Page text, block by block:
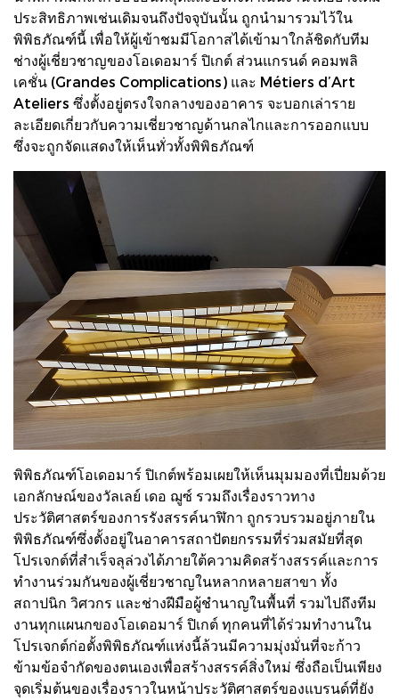
ประสิทธิภาพเช่นเดิมจนถึงปัจจุบันนั้น ถูกนำมารวมไว้ใน
พิพิธภัณฑ์นี้ เพื่อให้ผู้เข้าชมมีโอกาสได้เข้ามาใกล้ชิดกับทีม
ช่างผู้เชี่ยวชาญของโอเดอมาร์ ปิเกต์ ส่วนแกรนด์ คอมพลิ
เคชั่น (Grandes Complications) และ Métiers d’Art
Ateliers ซึ่งตั้งอยู่ตรงใจกลางของอาคาร จะบอกเล่าราย
ละเอียดเกี่ยวกับความเชี่ยวชาญด้านกลไกและการออกแบบ
ซึ่งจะถูกจัดแสดงให้เห็นทั่วทั้งพิพิธภัณฑ์
พิพิธภัณฑ์โอเดอมาร์ ปิเกต์พร้อมเผยให้เห็นมุมมองที่เปี่ยมด้วย
เอกลักษณ์ของวัลเลย์ เดอ ฌูซ์ รวมถึงเรื่องราวทาง
ประวัติศาสตร์ของการรังสรรค์นาฬิกา ถูกรวบรวมอยู่ภายใน
พิพิธภัณฑ์ซึ่งตั้งอยู่ในอาคารสถาปัตยกรรมที่ร่วมสมัยที่สุด
โปรเจกต์ที่สำเร็จลุล่วงได้ภายใต้ความคิดสร้างสรรค์และการ
ทำงานร่วมกันของผู้เชี่ยวชาญในหลากหลายสาขา ทั้ง
สถาปนิก วิศวกร และช่างฝีมือผู้ชำนาญในพื้นที่ รวมไปถึงทีม
งานทุกแผนกของโอเดอมาร์ ปิเกต์ ทุกคนที่ได้ร่วมทำงานใน
โปรเจกต์ก่อตั้งพิพิธภัณฑ์แห่งนี้ล้วนมีความมุ่งมั่นที่จะก้าว
ข้ามข้อจำกัดของตนเองเพื่อสร้างสรรค์สิ่งใหม่ ซึ่งถือเป็นเพียง
จุดเริ่มต้นของเรื่องราวในหน้าประวัติศาสตร์ของแบรนด์ที่ยัง